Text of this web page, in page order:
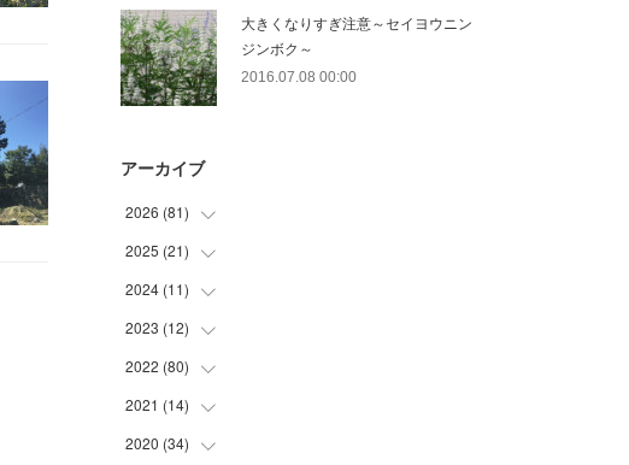
大きくなりすぎ注意～セイヨウニン
ジンボク～
2016.07.08 00:00
アーカイブ
2026 (81)
(12
)
(30
)
(23
)
(10
)
(6
2025 (21)
(2
(9
(7
(3
2024 (11)
(1
(5
(5
2023 (12)
(5
(7
2022 (80)
(17
)
(8
2021 (14)
(1
2020 (34)